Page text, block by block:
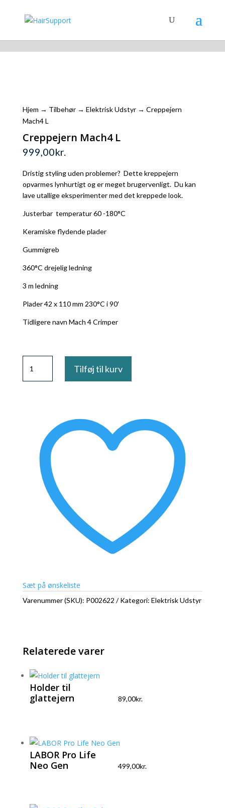
Hjem → Tilbehør→ Elektrisk Udstyr→ Creppejern
Mach4 L
Creppejern Mach4 L
999,00kr.
Dristig styling uden problemer? Dette kreppejern
opvarmes lynhurtigt og er meget brugervenligt. Du kan
lave utallige eksperimenter med det kreppede look.
Justerbar temperatur 60 -180°C
Keramiske flydende plader
Gummigreb
360°C drejelig ledning
3 m ledning
Plader 42 x 110 mm 230°C i 90′
Tidligere navn Mach 4 Crimper
Mach4
L
Tilføj til kurv
Sæt på ønskeliste
Varenummer (SKU): P002622 Kategori: Elektrisk Udstyr
Relaterede varer
Holder til
glattejern
89,00kr.
LABOR Pro Life
Neo Gen
499,00kr.